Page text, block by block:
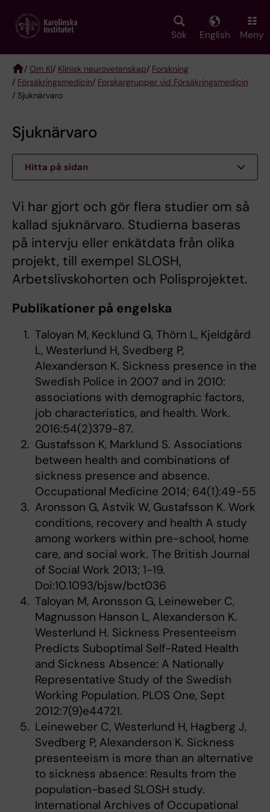
main
Sök English Meny
Breadcrumb
/ Om KI/ Klinisk neurovetenskap/ Forskning
/ Försäkringsmedicin/ Forskargrupper vid Försäkringsmedicin
/ Sjuknärvaro
Sjuknärvaro
Hitta på sidan
Vi har gjort och gör flera studier om så
kallad sjuknärvaro. Studierna baseras
på intervju eller enkätdata från olika
projekt, till exempel SLOSH,
Arbetslivskohorten och Polisprojektet.
Publikationer på engelska
Taloyan M, Kecklund G, Thörn L, Kjeldgård
L, Westerlund H, Svedberg P,
Alexanderson K. Sickness presence in the
Swedish Police in 2007 and in 2010:
associations with demographic factors,
job characteristics, and health. Work.
2016:54(2)379-87.
Gustafsson K, Marklund S. Associations
between health and combinations of
sickness presence and absence.
Occupational Medicine 2014; 64(1):49-55
Aronsson G, Astvik W, Gustafsson K. Work
conditions, recovery and health A study
among workers within pre-school, home
care, and social work. The British Journal
of Social Work 2013; 1-19.
Doi:10.1093/bjsw/bct036
Taloyan M, Aronsson G, Leineweber C,
Magnusson Hanson L, Alexanderson K.
Westerlund H. Sickness Presenteeism
Predicts Suboptimal Self-Rated Health
and Sickness Absence: A Nationally
Representative Study of the Swedish
Working Population. PLOS One, Sept
2012:7(9)e44721.
Leineweber C, Westerlund H, Hagberg J,
Svedberg P, Alexanderson K. Sickness
presenteeism is more than an alternative
to sickness absence: Results from the
population-based SLOSH study.
International Archives of Occupational